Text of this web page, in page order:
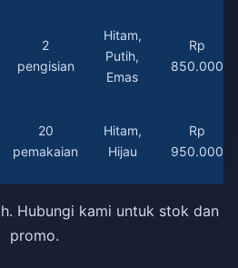
2
pengisian
Hitam,
Putih,
Emas
Rp
850.000
20
pemakaian
Hitam,
Hijau
Rp
950.000
Hubungi kami untuk stok dan
promo.